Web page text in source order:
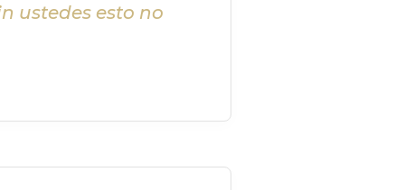
ustedes esto no